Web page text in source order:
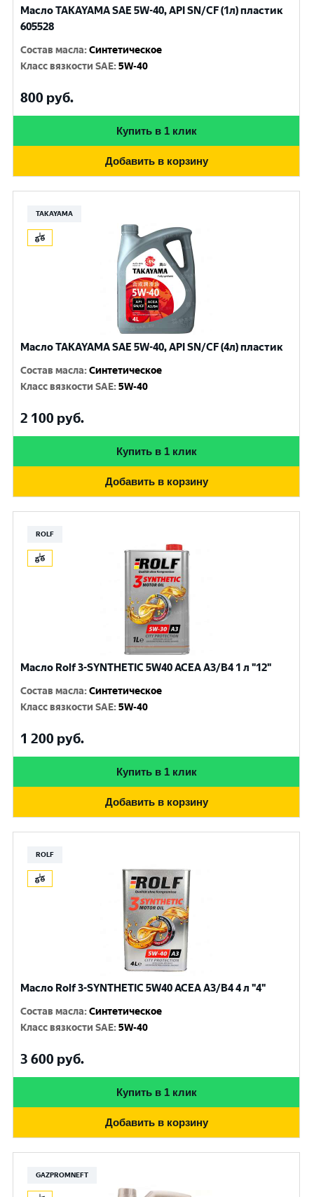
Масло TAKAYAMA SAE 5W-40, API SN/CF (1л) пластик
605528
Состав масла:Синтетическое
Класс вязкости SAE:5W-40
800 руб.
Купить в 1 клик
Добавить в корзину
TAKAYAMA
Масло TAKAYAMA SAE 5W-40, API SN/CF (4л) пластик
Состав масла:Синтетическое
Класс вязкости SAE:5W-40
2 100 руб.
Купить в 1 клик
Добавить в корзину
ROLF
Масло Rolf 3-SYNTHETIC 5W40 ACEA A3/B4 1 л "12"
Состав масла:Синтетическое
Класс вязкости SAE:5W-40
1 200 руб.
Купить в 1 клик
Добавить в корзину
ROLF
Масло Rolf 3-SYNTHETIC 5W40 ACEA A3/B4 4 л "4"
Состав масла:Синтетическое
Класс вязкости SAE:5W-40
3 600 руб.
Купить в 1 клик
Добавить в корзину
GAZPROMNEFT